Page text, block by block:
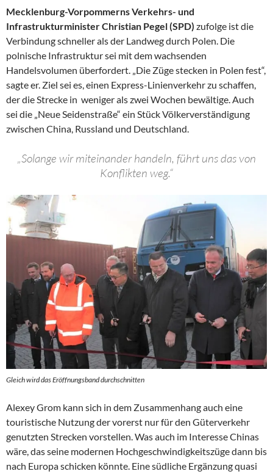
Mecklenburg-Vorpommerns Verkehrs- und
Infrastrukturminister Christian Pegel (SPD) zufolge ist die
Verbindung schneller als der Landweg durch Polen. Die
polnische Infrastruktur sei mit dem wachsenden
Handelsvolumen überfordert. „Die Züge stecken in Polen fest“,
sagte er. Ziel sei es, einen Express-Linienverkehr zu schaffen,
der die Strecke in weniger als zwei Wochen bewältige. Auch
sei die „Neue Seidenstraße“ ein Stück Völkerverständigung
zwischen China, Russland und Deutschland.
„Solange wir miteinander handeln, führt uns das von
Konflikten weg.“
Gleich wird das Eröffnungsband durchschnitten
Alexey Grom kann sich in dem Zusammenhang auch eine
touristische Nutzung der vorerst nur für den Güterverkehr
genutzten Strecken vorstellen. Was auch im Interesse Chinas
wäre, das seine modernen Hochgeschwindigkeitszüge dann bis
nach Europa schicken könnte. Eine südliche Ergänzung quasi